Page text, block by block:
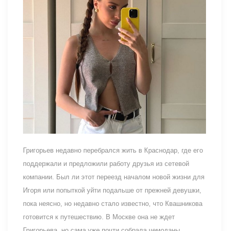
Григорьев недавно перебрался жить в Краснодар, где его
поддержали и предложили работу друзья из сетевой
компании. Был ли этот переезд началом новой жизни для
Игоря или попыткой уйти подальше от прежней девушки,
пока неясно, но недавно стало известно, что Квашникова
готовится к путешествию. В Москве она не ждет